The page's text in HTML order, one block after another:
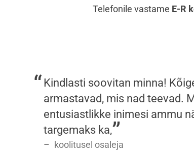
Telefonile vastame E-R
Kindlasti soovitan minna!
armastavad, mis nad teevad.
entusiastlikke inimesi ammu
targemaks ka,
koolitusel osaleja